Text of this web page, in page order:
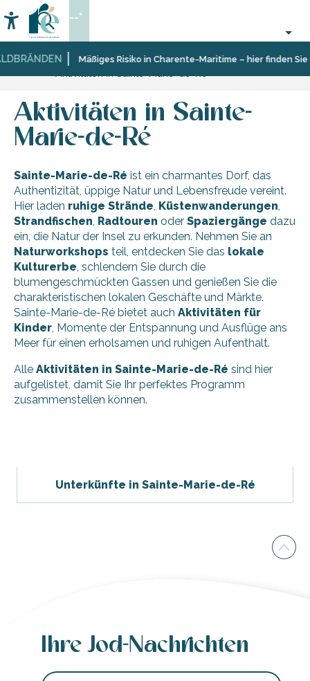
au
contenu
principal
Mäßiges Risiko in Charente-Maritime – hier finden
Accessibilité
Suche
--°
Startseite Entdecken
Zehn
facettenreiche
Landschaften
Sainte-
Ré
Aktivitäten in Sainte-
Marie-de-Ré
Sainte-Marie-de-Ré ist ein charmantes Dorf, das
Authentizität, üppige Natur und Lebensfreude vereint.
Hier laden ruhige Strände, Küstenwanderungen,
Strandfischen, Radtouren oder Spaziergänge dazu
ein, die Natur der Insel zu erkunden. Nehmen Sie an
Naturworkshops teil, entdecken Sie das lokale
Kulturerbe, schlendern Sie durch die
blumengeschmückten Gassen und genießen Sie die
charakteristischen lokalen Geschäfte und Märkte.
Sainte-Marie-de-Ré bietet auch Aktivitäten für
Kinder, Momente der Entspannung und Ausflüge ans
Meer für einen erholsamen und ruhigen Aufenthalt.
Alle Aktivitäten in Sainte-Marie-de-Ré sind hier
aufgelistet, damit Sie Ihr perfektes Programm
zusammenstellen können.
Les écluses à poissons de Sainte-Marie-de-Ré
Märchenhafter Spaziergang im Wald von Sainte-Marie
Unterkünfte in Sainte-Marie-de-Ré
Ihre Jod-Nachrichten